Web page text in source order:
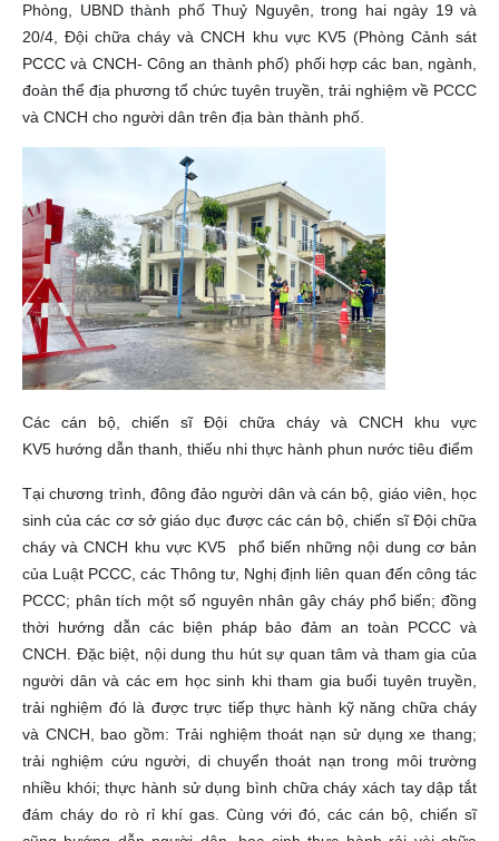
Phòng, UBND thành phố Thuỷ Nguyên, trong hai ngày 19 và
20/4, Đội chữa cháy và CNCH khu vực KV5 (Phòng Cảnh sát
PCCC và CNCH- Công an thành phố) phối hợp các ban, ngành,
đoàn thể địa phương tổ chức tuyên truyền, trải nghiệm về PCCC
và CNCH cho người dân trên địa bàn thành phố.
Các cán bộ, chiến sĩ Đội chữa cháy và CNCH khu vực
KV5 hướng dẫn thanh, thiếu nhi thực hành phun nước tiêu điểm
Tại chương trình, đông đảo người dân và cán bộ, giáo viên, học
sinh của các cơ sở giáo dục được các cán bộ, chiến sĩ Đội chữa
cháy và CNCH khu vực KV5 phổ biến những nội dung cơ bản
của Luật PCCC, các Thông tư, Nghị định liên quan đến công tác
PCCC; phân tích một số nguyên nhân gây cháy phổ biến; đồng
thời hướng dẫn các biện pháp bảo đảm an toàn PCCC và
CNCH. Đặc biệt, nội dung thu hút sự quan tâm và tham gia của
người dân và các em học sinh khi tham gia buổi tuyên truyền,
trải nghiệm đó là được trực tiếp thực hành kỹ năng chữa cháy
và CNCH, bao gồm: Trải nghiệm thoát nạn sử dụng xe thang;
trải nghiệm cứu người, di chuyển thoát nạn trong môi trường
nhiều khói; thực hành sử dụng bình chữa cháy xách tay dập tắt
đám cháy do rò rỉ khí gas. Cùng với đó, các cán bộ, chiến sĩ